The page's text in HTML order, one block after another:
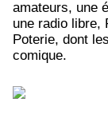
amateurs, une
une radio libre,
Poterie, dont
comique.